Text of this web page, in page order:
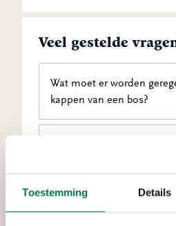
Toestemming Details
Veel gestelde
Wat moet er worden
kappen van een bos?
In de Omgevingswet valt
oppervlakte van 10 are of
definitie van een
bomen, maar ook
Hiervoor hoeft u geen